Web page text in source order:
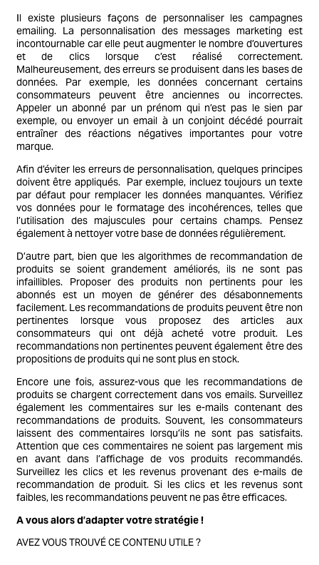
Il existe plusieurs façons de personnaliser les campagnes
emailing. La personnalisation des messages marketing est
incontournable car elle peut augmenter le nombre d’ouvertures
et de clics lorsque c’est réalisé correctement.
Malheureusement, des erreurs se produisent dans les bases de
données. Par exemple, les données concernant certains
consommateurs peuvent être anciennes ou incorrectes.
Appeler un abonné par un prénom qui n’est pas le sien par
exemple, ou envoyer un email à un conjoint décédé pourrait
entraîner des réactions négatives importantes pour votre
marque.
Afin d’éviter les erreurs de personnalisation, quelques principes
doivent être appliqués. Par exemple, incluez toujours un texte
par défaut pour remplacer les données manquantes. Vérifiez
vos données pour le formatage des incohérences, telles que
l’utilisation des majuscules pour certains champs. Pensez
également à nettoyer votre base de données régulièrement.
D’autre part, bien que les algorithmes de recommandation de
produits se soient grandement améliorés, ils ne sont pas
infaillibles. Proposer des produits non pertinents pour les
abonnés est un moyen de générer des désabonnements
facilement. Les recommandations de produits peuvent être non
pertinentes lorsque vous proposez des articles aux
consommateurs qui ont déjà acheté votre produit. Les
recommandations non pertinentes peuvent également être des
propositions de produits qui ne sont plus en stock.
Encore une fois, assurez-vous que les recommandations de
produits se chargent correctement dans vos emails. Surveillez
également les commentaires sur les e-mails contenant des
recommandations de produits. Souvent, les consommateurs
laissent des commentaires lorsqu’ils ne sont pas satisfaits.
Attention que ces commentaires ne soient pas largement mis
en avant dans l’affichage de vos produits recommandés.
Surveillez les clics et les revenus provenant des e-mails de
recommandation de produit. Si les clics et les revenus sont
faibles, les recommandations peuvent ne pas être efficaces.
A vous alors d’adapter votre stratégie !
AVEZ VOUS TROUVÉ CE CONTENU UTILE ?